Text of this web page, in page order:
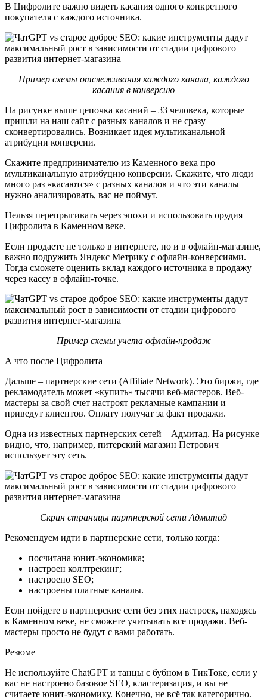
В Цифролите важно видеть касания одного конкретного
покупателя с каждого источника.
Пример схемы отслеживания каждого канала, каждого
касания в конверсию
На рисунке выше цепочка касаний – 33 человека, которые
пришли на наш сайт с разных каналов и не сразу
сконвертировались. Возникает идея мультиканальной
атрибуции конверсии.
Скажите предпринимателю из Каменного века про
мультиканальную атрибуцию конверсии. Скажите, что люди
много раз «касаются» с разных каналов и что эти каналы
нужно анализировать, вас не поймут.
Нельзя перепрыгивать через эпохи и использовать орудия
Цифролита в Каменном веке.
Если продаете не только в интернете, но и в офлайн-магазине,
важно подружить Яндекс Метрику с офлайн-конверсиями.
Тогда сможете оценить вклад каждого источника в продажу
через кассу в офлайн-точке.
Пример схемы учета офлайн-продаж
А что после Цифролита
Дальше – партнерские сети (Affiliate Network). Это биржи, где
рекламодатель может «купить» тысячи веб-мастеров. Веб-
мастеры за свой счет настроят рекламные кампании и
приведут клиентов. Оплату получат за факт продажи.
Одна из известных партнерских сетей – Адмитад. На рисунке
видно, что, например, питерский магазин Петрович
использует эту сеть.
Скрин страницы партнерской сети Адмитад
Рекомендуем идти в партнерские сети, только когда:
посчитана юнит-экономика;
настроен коллтрекинг;
настроено SEO;
настроены платные каналы.
Если пойдете в партнерские сети без этих настроек, находясь
в Каменном веке, не сможете учитывать все продажи. Веб-
мастеры просто не будут с вами работать.
Резюме
Не используйте ChatGPT и танцы с бубном в ТикТоке, если у
вас не настроено базовое SEO, кластеризация, и вы не
считаете юнит-экономику. Конечно, не всё так категорично.